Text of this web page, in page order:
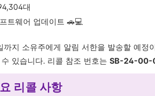
대
트웨어 업데이트 🚗💻
지 소유주에게 알림 서한을 발송할 예정
있습니다. 리콜 참조 번호는 SB-24-00-
리콜 사항